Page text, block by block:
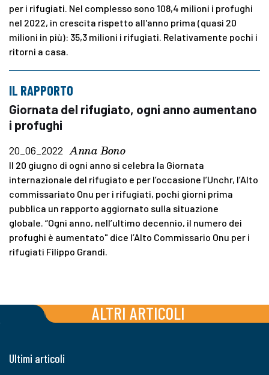
per i rifugiati. Nel complesso sono 108,4 milioni i profughi
nel 2022, in crescita rispetto all'anno prima (quasi 20
milioni in più): 35,3 milioni i rifugiati. Relativamente pochi i
ritorni a casa.
IL RAPPORTO
Giornata del rifugiato, ogni anno aumentano
i profughi
20_06_2022 Anna Bono
Il 20 giugno di ogni anno si celebra la Giornata
internazionale del rifugiato e per l’occasione l’Unchr, l’Alto
commissariato Onu per i rifugiati, pochi giorni prima
pubblica un rapporto aggiornato sulla situazione
globale. “Ogni anno, nell’ultimo decennio, il numero dei
profughi è aumentato" dice l’Alto Commissario Onu per i
rifugiati Filippo Grandi.
ALTRI ARTICOLI
Ultimi articoli